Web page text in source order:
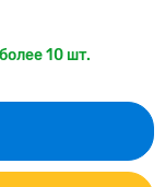
более 10 шт.